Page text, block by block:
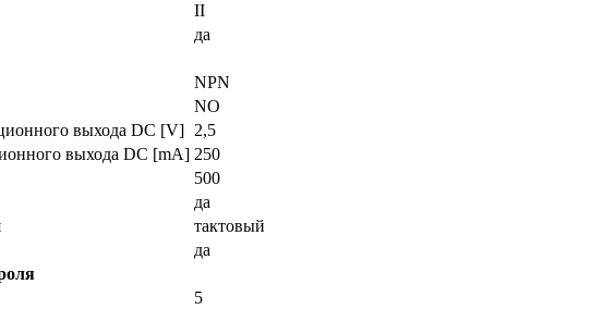
II
да
NPN
NO
выхода DC [V] 2,5
выхода DC [mA] 250
500
да
тактовый
да
5